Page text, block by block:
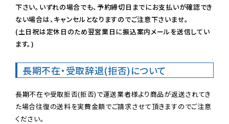
下さい。いずれの場合でも、予約締切日までにお支払いが確認でき
ない場合は、キャンセルとなりますのでご注意下さいませ。
(土日祝は定休日のため翌営業日に振込案内メールを送信してい
ます。)
長期不在・受取辞退(拒否)について
長期不在や受取拒否(拒否)で運送業者様より商品が返送されてき
た場合往復の送料を実費金額でご請求させて頂きますのでご注意
ください。